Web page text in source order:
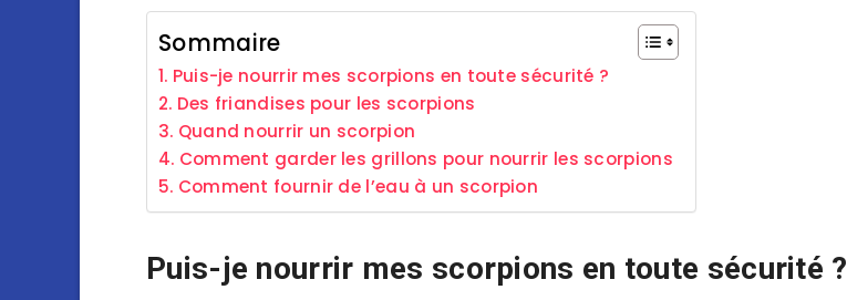
Sommaire
Puis-je nourrir mes scorpions en toute sécurité ?
Des friandises pour les scorpions
Quand nourrir un scorpion
Comment garder les grillons pour nourrir les scorpions
Comment fournir de l’eau à un scorpion
Puis-je nourrir mes scorpions en toute sécurité ?